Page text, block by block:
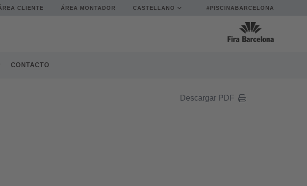
CLIENTE ÁREA MONTADOR CASTELLANO #PISCINABARCELONA
CONTACTO
Descargar PDF